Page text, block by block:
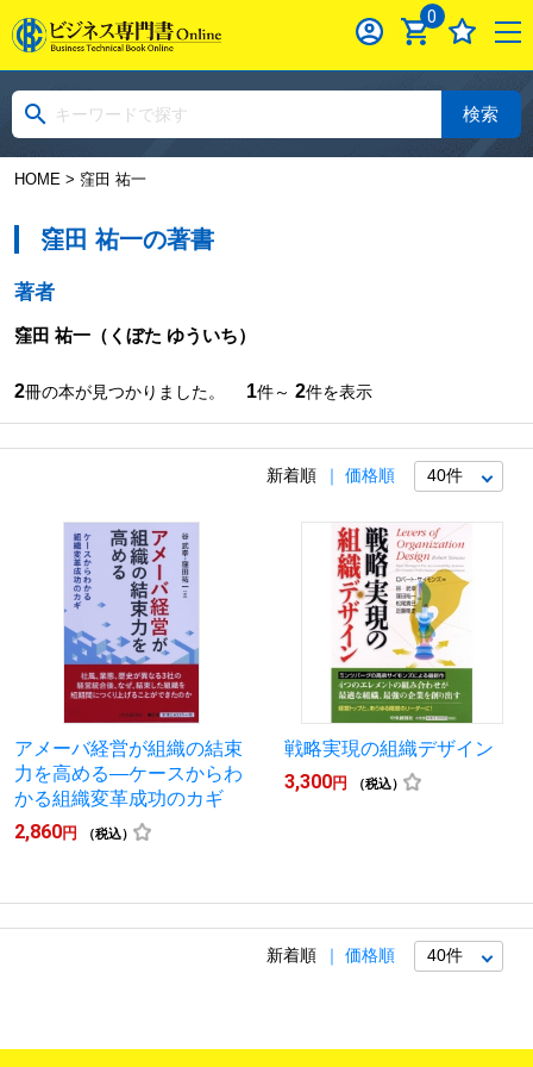
0
検索
HOME> 窪田 祐一
窪田 祐一の著書
著者
窪田 祐一（くぼた ゆういち）
2冊の本が見つかりました。 1件～ 2件を表示
新着順 価格順
アメーバ経営が組織の結束
力を高める―ケースからわ
かる組織変革成功のカギ
2,860円 （税込）
戦略実現の組織デザイン
3,300円 （税込）
新着順 価格順